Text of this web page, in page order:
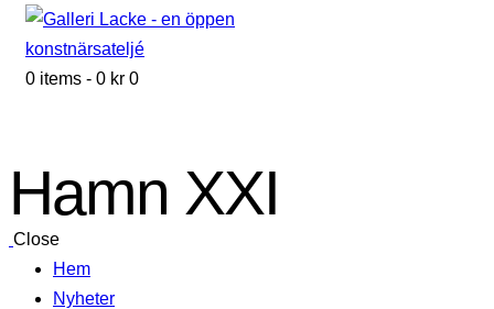
0 items - 0 kr 0
Hamn XXI
Close
Hem
Nyheter